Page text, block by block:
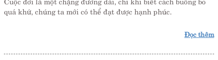
quá khứ, chúng ta mới có thể đạt được hạnh phúc.
Đọc thêm